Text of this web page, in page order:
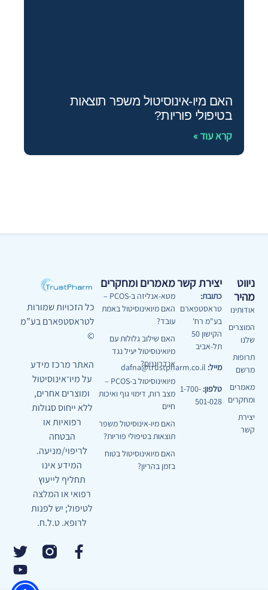
האם מיו-אינוסיטול משפר תוצאות
בטיפולי פוריות?
קרא עוד »
ניווט
מהיר
אודותינו
המוצרים
שלנו
תרופות
מרשם
מאמרים
ומחקרים
יצירת
קשר
יצירת קשר
כתובת:
טראסטפארם
בע"מ רח'
הקישון 50
תל-אביב
מייל:
טלפון: 1-700-
501-028
מאמרים ומחקרים
מטא-אנליזה ב-PCOS –
האם מיואינוסיטול באמת
עובד?
האם שילוב גלולות עם
מיואינוסיטול יעיל נגד
אנדרוגנים?
מיואינוסיטול ב-PCOS –
מצב רוח, דימוי גוף ואיכות
חיים
האם מיו-אינוסיטול משפר
תוצאות בטיפולי פוריות?
האם מיואינוסיטול בטוח
בזמן בהריון?
כל הזכויות שמורות
לטראסטפארם בע”מ
©
האתר מרכז מידע
על מיו־אינוסיטול
ומוצרים אחרים,
ללא ייחוס סגולות
רפואיות או
הבטחה
לריפוי/מניעה.
המידע אינו
תחליף לייעוץ
רפואי או המלצה
לטיפול; יש לפנות
לרופא. ט.ל.ח.